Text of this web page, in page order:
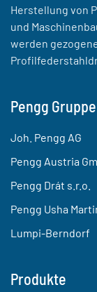
Herstellung von
und
werden
Pengg Gruppe
Joh. Pengg AG
Pengg Austria
Pengg Drát s.r.o.
Pengg Usha
Lumpi-Berndorf
Produkte